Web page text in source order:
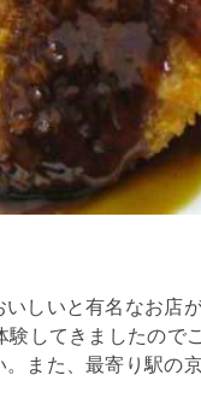
しいと有名なお店
してきましたので
また、最寄り駅の